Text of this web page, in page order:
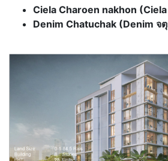
Ciela Charoen nakhon
Denim Chatuchak (Denim จ